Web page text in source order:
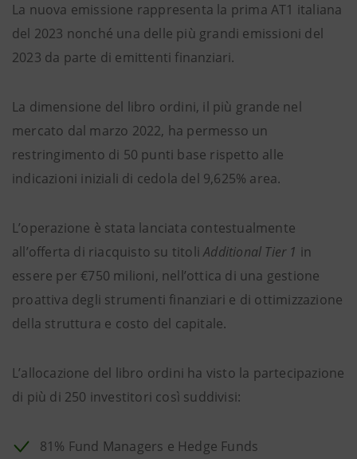
La nuova emissione rappresenta la prima AT1 italiana
del 2023 nonché una delle più grandi emissioni del
2023 da parte di emittenti finanziari.
La dimensione del libro ordini, il più grande nel
mercato dal marzo 2022, ha permesso un
restringimento di 50 punti base rispetto alle
indicazioni iniziali di cedola del 9,625% area.
L’operazione è stata lanciata contestualmente
all’offerta di riacquisto su titoliAdditional Tier 1 in
essere per €750 milioni, nell’ottica di una gestione
proattiva degli strumenti finanziari e di ottimizzazione
della struttura e costo del capitale.
L’allocazione del libro ordini ha visto la partecipazione
di più di 250 investitori così suddivisi:
81% Fund Managers e Hedge Funds